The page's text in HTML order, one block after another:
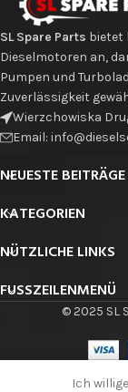
SL Spare Parts bietet
Dieselmotoren an,
Pumpen und
Zuverlässigkeit
Wierzchowiska
Email:
NEUESTE BEITRÄGE
KATEGORIEN
NÜTZLICHE LINKS
FUSSZEILENMENÜ
© 2025 SL
Ich
Pumpe-